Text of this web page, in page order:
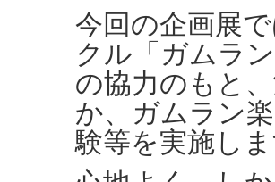
今回の企画展
クル「ガムラ
の協力のもと
か、ガムラン
験等を実施し